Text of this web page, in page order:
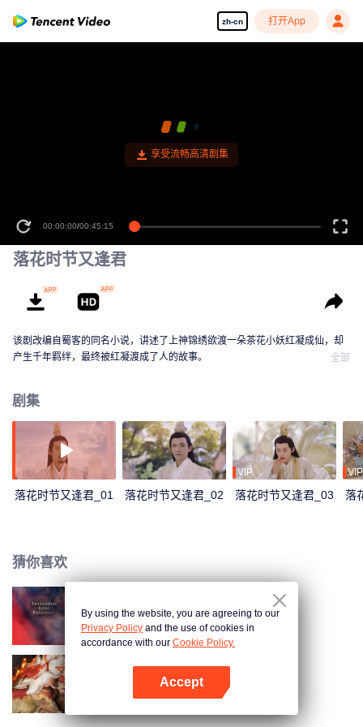
zh-cn 打开App
享受流畅高清剧集
00:00:00/00:45:15
落花时节又逢君
该剧改编自蜀客的同名小说，讲述了上神锦绣欲渡一朵茶花小妖红凝成仙，却
产生千年羁绊，最终被红凝渡成了人的故事。
全部
剧集
落花时节又逢君_01 落花时节又逢君_02
VIP
落花时节又逢君_03
VIP
落
猜你喜欢
仙君有劫
玉奴娇
By using the website, you are agreeing to our
Privacy Policy and the use of cookies in
accordance with our Cookie Policy.
Accept